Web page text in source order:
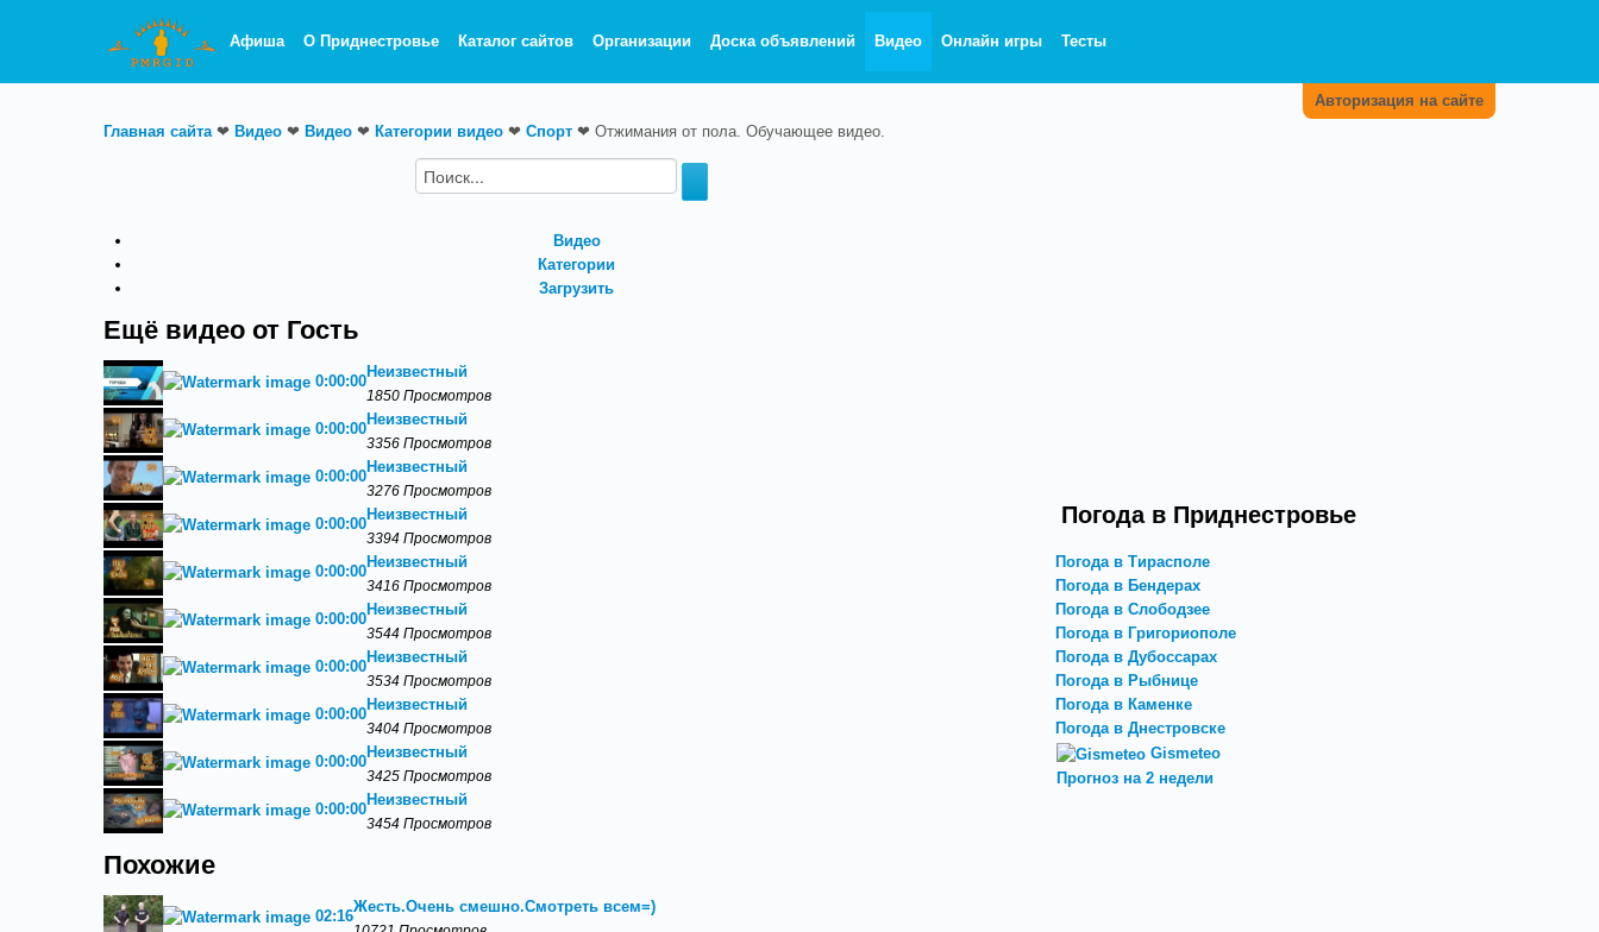
Афиша О Приднестровье Каталог сайтов Организации Доска объявлений Видео Онлайн игры Тесты
Авторизация на сайте
Главная сайта❤ Видео ❤ Видео ❤ Категории видео ❤ Спорт ❤ Отжимания от пола. Обучающее видео.
Видео
Категории
Загрузить
Ещё видео от Гость
0:00:00
Неизвестный
1850 Просмотров
0:00:00
Неизвестный
3356 Просмотров
0:00:00
Неизвестный
3276 Просмотров
0:00:00
Неизвестный
3394 Просмотров
0:00:00
Неизвестный
3416 Просмотров
0:00:00
Неизвестный
3544 Просмотров
0:00:00
Неизвестный
3534 Просмотров
0:00:00
Неизвестный
3404 Просмотров
0:00:00
Неизвестный
3425 Просмотров
0:00:00
Неизвестный
3454 Просмотров
Похожие
02:16
Жесть.Очень смешно.Смотреть всем=)
Погода в Приднестровье
Погода в Тирасполе
Погода в Бендерах
Погода в Слободзее
Погода в Григориополе
Погода в Дубоссарах
Погода в Рыбнице
Погода в Каменке
Погода в Днестровске
Gismeteo
Прогноз на 2 недели